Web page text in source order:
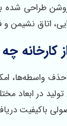
طراحی شده
اتاق
کارخانه
حذف واسطه‌ها،
در ابعاد
باکیفیت